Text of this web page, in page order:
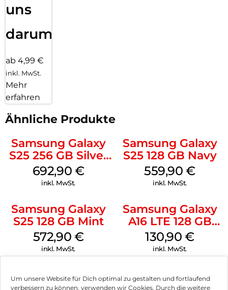
Um unsere Website für Dich optimal zu gestalten und fortlaufend
verbessern zu können, verwenden wir Cookies. Durch die weitere
uns
darum!
ab 4,99 €
inkl. MwSt.
Mehr
erfahren
Ähnliche Produkte
Samsung Galaxy
S25 256 GB Silver
Shadow
692,90 €
inkl. MwSt.
Samsung Galaxy
S25 128 GB Navy
559,90€
inkl. MwSt.
Samsung Galaxy
S25 128 GB Mint
572,90 €
inkl. MwSt.
Samsung Galaxy
A16 LTE 128 GB
Black
130,90€
inkl. MwSt.
Crosscall Core S5
Crosscall Stellar-